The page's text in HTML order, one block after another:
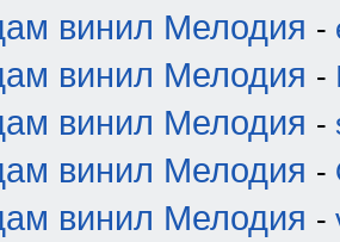
винил Мелодия -
винил Мелодия -
винил Мелодия -
винил Мелодия -
винил Мелодия -